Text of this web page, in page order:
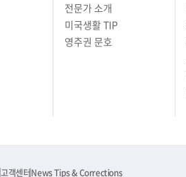
전문가 소개
미국생활 TIP
영주권 문호
고객센터News Tips & Corrections